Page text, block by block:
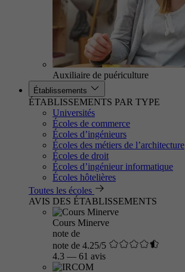
Auxiliaire de puériculture
Établissements
ÉTABLISSEMENTS PAR TYPE
Universités
Écoles de commerce
Écoles d’ingénieurs
Écoles des métiers de l’architecture
Écoles de droit
Écoles d’ingénieur informatique
Écoles hôtelières
Toutes les écoles
AVIS DES ÉTABLISSEMENTS
Cours Minerve
note de
note de 4.25/5
4.3 — 61 avis